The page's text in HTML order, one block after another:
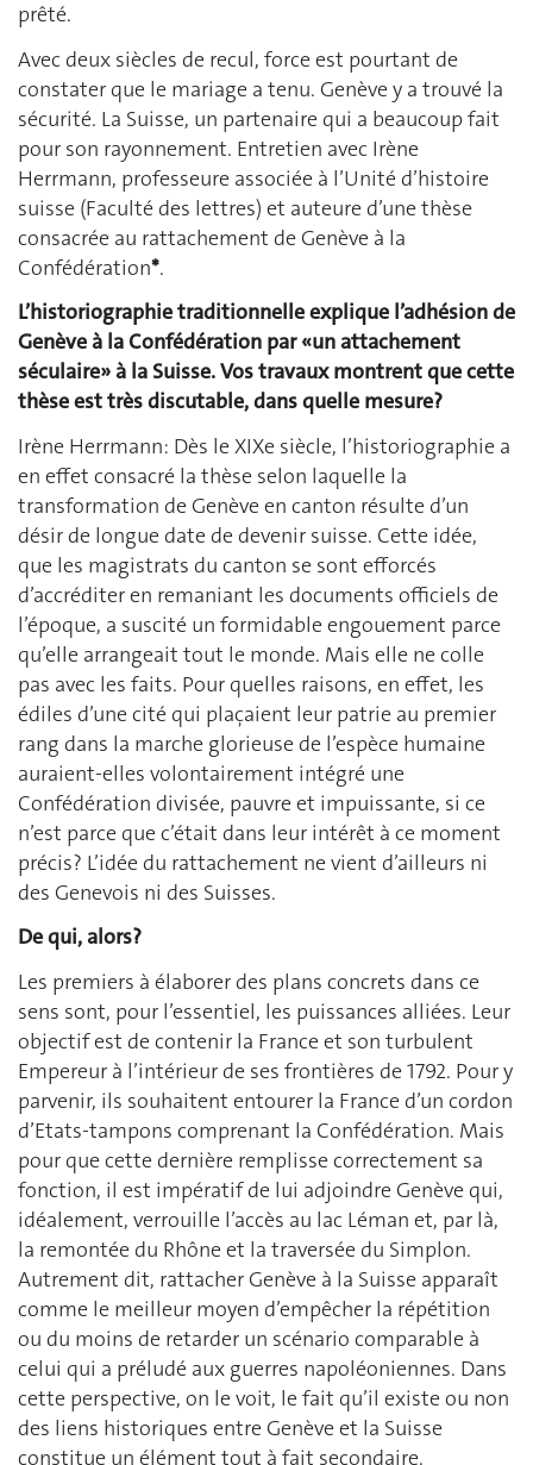
prêté.
Avec deux siècles de recul, force est pourtant de
constater que le mariage a tenu. Genève y a trouvé la
sécurité. La Suisse, un partenaire qui a beaucoup fait
pour son rayonnement. Entretien avec Irène
Herrmann, professeure associée à l’Unité d’histoire
suisse (Faculté des lettres) et auteure d’une thèse
consacrée au rattachement de Genève à la
Confédération*.
L’historiographie traditionnelle explique l’adhésion de
Genève à la Confédération par «un attachement
séculaire» à la Suisse. Vos travaux montrent que cette
thèse est très discutable, dans quelle mesure?
Irène Herrmann: Dès le XIXe siècle, l’historiographie a
en effet consacré la thèse selon laquelle la
transformation de Genève en canton résulte d’un
désir de longue date de devenir suisse. Cette idée,
que les magistrats du canton se sont efforcés
d’accréditer en remaniant les documents officiels de
l’époque, a suscité un formidable engouement parce
qu’elle arrangeait tout le monde. Mais elle ne colle
pas avec les faits. Pour quelles raisons, en effet, les
édiles d’une cité qui plaçaient leur patrie au premier
rang dans la marche glorieuse de l’espèce humaine
auraient-elles volontairement intégré une
Confédération divisée, pauvre et impuissante, si ce
n’est parce que c’était dans leur intérêt à ce moment
précis? L’idée du rattachement ne vient d’ailleurs ni
des Genevois ni des Suisses.
De qui, alors?
Les premiers à élaborer des plans concrets dans ce
sens sont, pour l’essentiel, les puissances alliées. Leur
objectif est de contenir la France et son turbulent
Empereur à l’intérieur de ses frontières de 1792. Pour y
parvenir, ils souhaitent entourer la France d’un cordon
d’Etats-tampons comprenant la Confédération. Mais
pour que cette dernière remplisse correctement sa
fonction, il est impératif de lui adjoindre Genève qui,
idéalement, verrouille l’accès au lac Léman et, par là,
la remontée du Rhône et la traversée du Simplon.
Autrement dit, rattacher Genève à la Suisse apparaît
comme le meilleur moyen d’empêcher la répétition
ou du moins de retarder un scénario comparable à
celui qui a préludé aux guerres napoléoniennes. Dans
cette perspective, on le voit, le fait qu’il existe ou non
des liens historiques entre Genève et la Suisse
constitue un élément tout à fait secondaire.